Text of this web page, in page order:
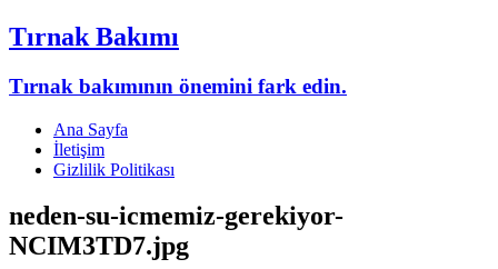
Tırnak Bakımı
Tırnak bakımının önemini fark edin.
Ana Sayfa
İletişim
Gizlilik Politikası
neden-su-icmemiz-gerekiyor-
NCIM3TD7.jpg